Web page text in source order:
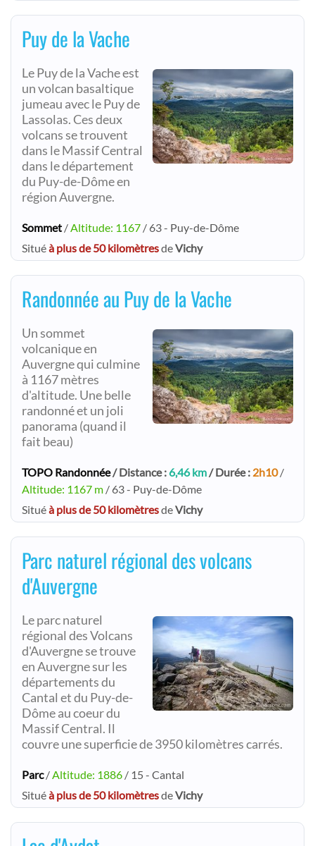
Puy de la Vache
Le Puy de la Vache est
un volcan basaltique
jumeau avec le Puy de
Lassolas. Ces deux
volcans se trouvent
dans le Massif Central
dans le département
du Puy-de-Dôme en
région Auvergne.
Sommet /Altitude: 1167 / 63 - Puy-de-Dôme
Situéà plus de 50 kilomètresdeVichy
Randonnée au Puy de la Vache
Un sommet
volcanique en
Auvergne qui culmine
à 1167 mètres
d'altitude. Une belle
randonné et un joli
panorama (quand il
fait beau)
TOPO Randonnée/ Distance : 6,46 km/ Durée : 2h10/
Altitude: 1167 m / 63 - Puy-de-Dôme
Situéà plus de 50 kilomètresdeVichy
Parc naturel régional des volcans
d'Auvergne
Le parc naturel
régional des Volcans
d'Auvergne se trouve
en Auvergne sur les
départements du
Cantal et du Puy-de-
Dôme au coeur du
Massif Central. Il
couvre une superficie de 3950 kilomètres carrés.
Parc/Altitude: 1886 / 15 - Cantal
Situéà plus de 50 kilomètresdeVichy